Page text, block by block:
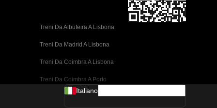
Treni Da Albufeira A Lisbona
Treni Da Madrid A Lisbona
Treni Da Coimbra A Lisbona
Treni Da Coimbra A Porto
Treni Da Valencia A Barcellona
Italiano